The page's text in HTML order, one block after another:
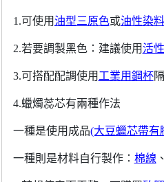
1.可使用 油型三原色或油性染料
2.若要調製黑色：建議使用活
3.可搭配配調使用 工業用鋼杯
4.蠟燭蕊芯有兩種作法
一種是使用成品(大豆蠟芯帶有
一種則是材料自行製作： 棉線 、